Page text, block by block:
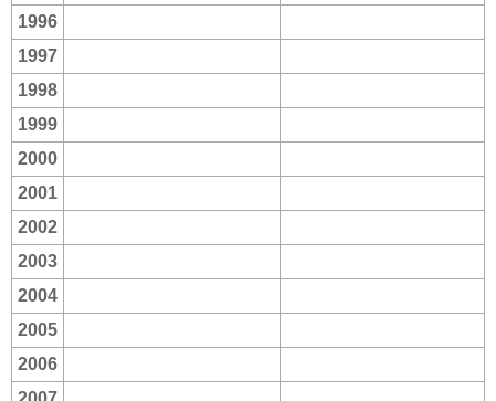
1996
1997
1998
1999
2000
2001
2002
2003
2004
2005
2006